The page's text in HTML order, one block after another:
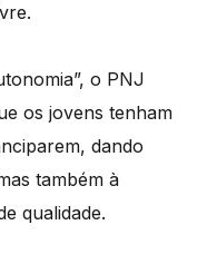
o PNJ
os jovens tenham
dando
também à
qualidade.